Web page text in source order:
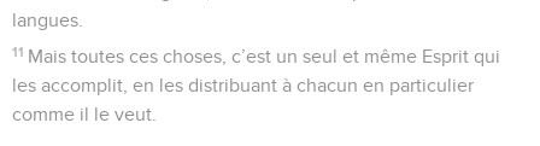
langues.
11 Mais toutes ces choses, c’est un seul et même Esprit qui
les accomplit, en les distribuant à chacun en particulier
comme il le veut.